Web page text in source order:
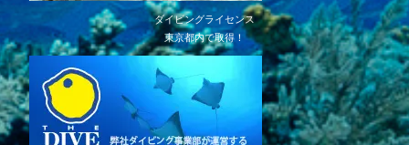
ダイビングライセンス
東京都内で取得！